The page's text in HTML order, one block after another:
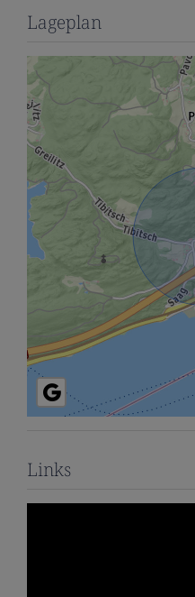
Lageplan
Links